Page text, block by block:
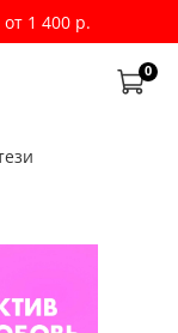
1 400 р.
0